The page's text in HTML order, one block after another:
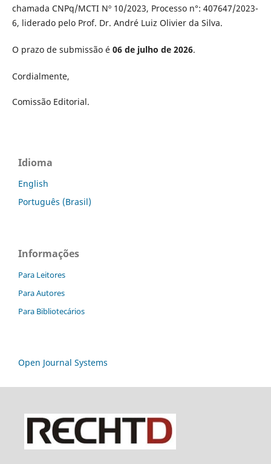
chamada CNPq/MCTI Nº 10/2023, Processo n°: 407647/2023-
6, liderado pelo Prof. Dr. André Luiz Olivier da Silva.
O prazo de submissão é 06 de julho de 2026.
Cordialmente,
Comissão Editorial.
Idioma
English
Português (Brasil)
Informações
Para Leitores
Para Autores
Para Bibliotecários
Open Journal Systems